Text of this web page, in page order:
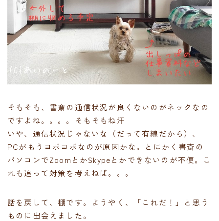
そもそも、書斎の通信状況が良くないのがネックなの
ですよね。。。。そもそもね汗
いや、通信状況じゃないな（だって有線だから）、
PCがもうヨボヨボなのが原因かな。とにかく書斎の
パソコンでZoomとかSkypeとかできないのが不便。こ
れも追って対策を考えねば。。。
話を戻して、棚です。ようやく、「これだ！」と思う
ものに出会えました。